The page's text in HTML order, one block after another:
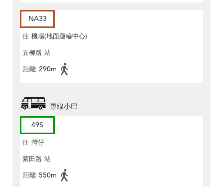
NA33
往 機場(地面運輸中心)
五柳路 站
距離 290m
專線小巴
49S
往 灣仔
紫田路 站
距離 550m